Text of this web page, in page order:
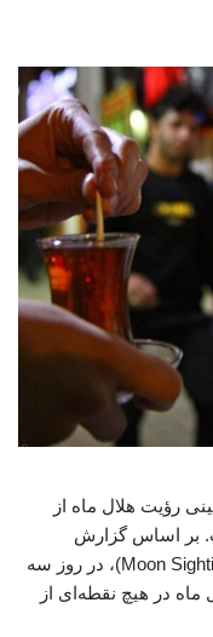
رؤیت هلال ماه از
بر اساس گزارش
منتشرشده از سوی منبع مون‌سایتینگ (Moon Sighting)، در روز سه
(۱۷ فوریه ۲۰۲۶)، هلال ماه در هیچ نقطه‌ای از